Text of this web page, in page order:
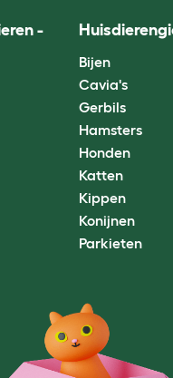
-
Bijen
Cavia's
Gerbils
Hamsters
Honden
Katten
Kippen
Konijnen
Parkieten